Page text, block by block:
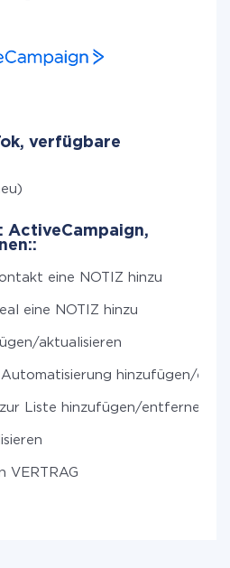
verfügbare
ActiveCampaign,
eine NOTIZ hinzu
eine NOTIZ hinzu
aktualisieren
Automatisierung hinzufügen/
Liste hinzufügen/entfernen
VERTRAG